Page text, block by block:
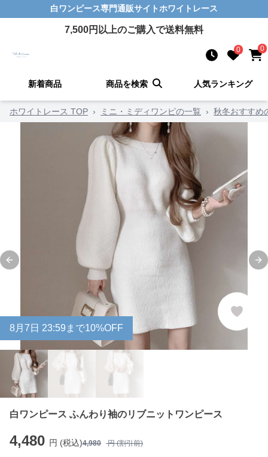
白ワンピース専門通販サイトホワイトレース
7,500円以上のご購入で送料無料
0 0
新着商品 商品を検索 人気ランキング
ホワイトレース TOP › ミニ・ミディワンピの一覧 › 秋冬おすすめ
Previous slide
8月 7 日 23:59まで10%OFF
白ワンピース ふんわり袖のリブニットワンピース
4,480 円 (税込)4,980 円 (割引前)